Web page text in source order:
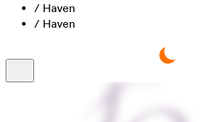
/ Haven
/ Haven